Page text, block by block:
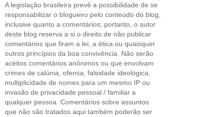
A legislação brasileira prevê a possibilidade de se
responsabilizar o blogueiro pelo conteúdo do blog,
inclusive quanto a comentários; portanto, o autor
deste blog reserva a si o direito de não publicar
comentários que firam a lei, a ética ou quaisquer
outros princípios da boa convivência. Não serão
aceitos comentários anônimos ou que envolvam
crimes de calúnia, ofensa, falsidade ideológica,
multiplicidade de nomes para um mesmo IP ou
invasão de privacidade pessoal / familiar a
qualquer pessoa. Comentários sobre assuntos
que não são tratados aqui também poderão ser